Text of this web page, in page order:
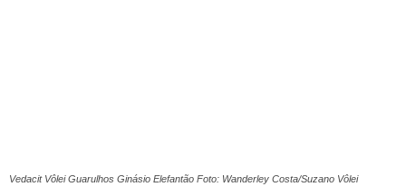
Vedacit Vôlei Guarulhos Ginásio Elefantão Foto: Wanderley Costa/Suzano Vôlei